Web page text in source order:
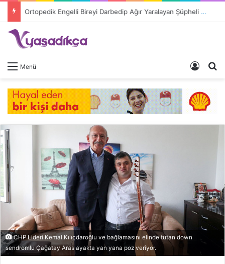
Ortopedik Engelli Bireyi Darbedip Ağır Yaralayan Şüpheli Tutuklandı
Menü Giriş
CHP Lideri Kemal Kılıçdaroğlu ve bağlamasını elinde tutan down
sendromlu Çağatay Aras ayakta yan yana poz veriyor.